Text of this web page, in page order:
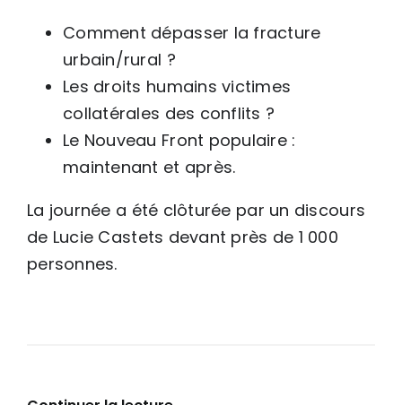
Comment dépasser la fracture
urbain/rural ?
Les droits humains victimes
collatérales des conflits ?
Le Nouveau Front populaire :
maintenant et après.
La journée a été clôturée par un discours
de Lucie Castets devant près de 1 000
personnes.